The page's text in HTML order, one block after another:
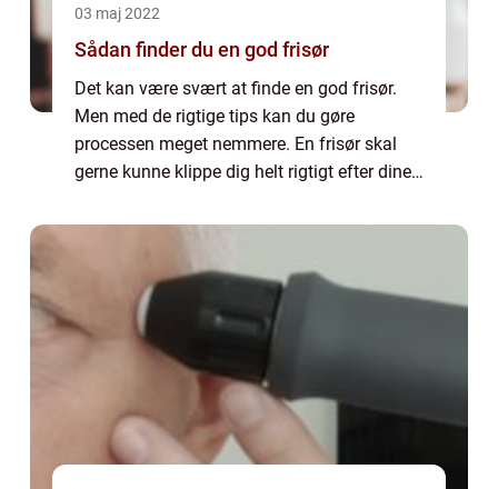
03 maj 2022
Sådan finder du en god frisør
Det kan være svært at finde en god frisør.
Men med de rigtige tips kan du gøre
processen meget nemmere. En frisør skal
gerne kunne klippe dig helt rigtigt efter dine
svært at finde en frisør, som man kan